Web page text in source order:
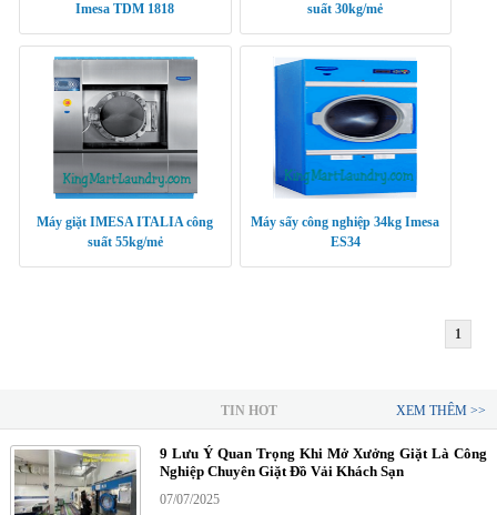
Imesa TDM 1818
suất 30kg/mẻ
Máy giặt IMESA ITALIA công
suất 55kg/mẻ
Máy sấy công nghiệp 34kg Imesa
ES34
1
TIN HOT XEM THÊM >>
9 Lưu Ý Quan Trọng Khi Mở Xưởng Giặt Là Công
Nghiệp Chuyên Giặt Đồ Vải Khách Sạn
07/07/2025